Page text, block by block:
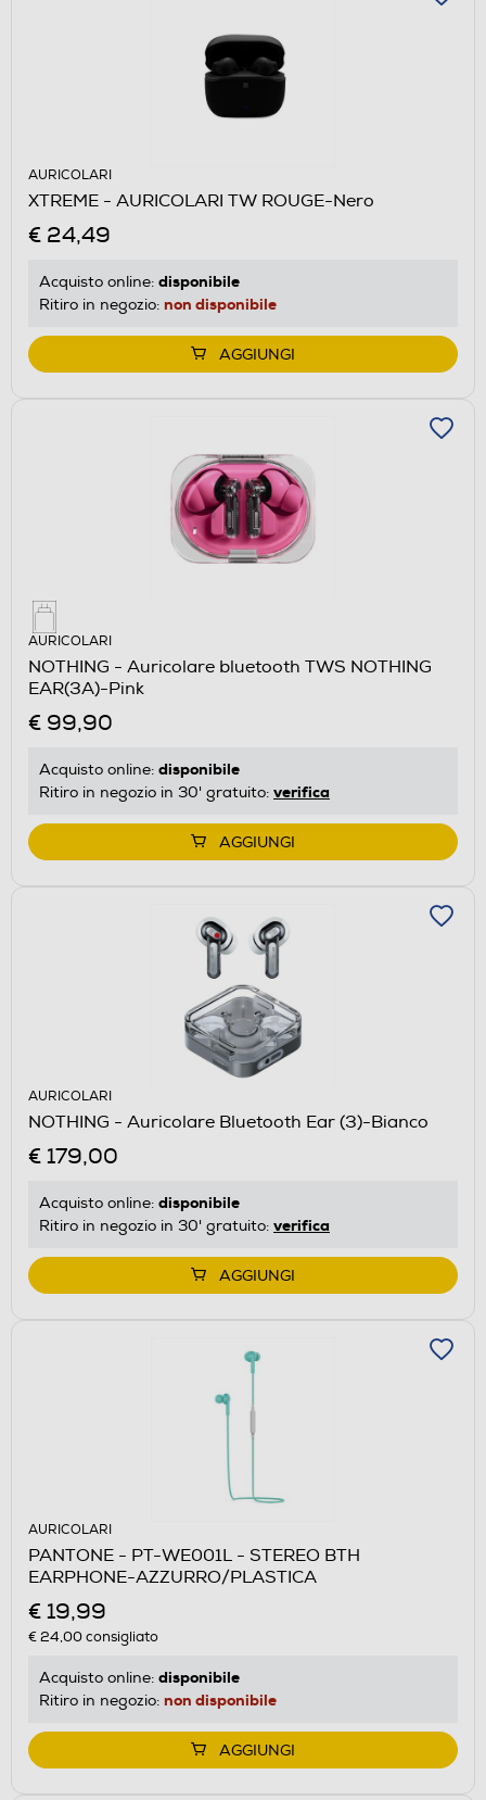
AURICOLARI
XTREME - AURICOLARI TW ROUGE-Nero
€ 24,49
Acquisto online: disponibile
Ritiro in negozio: non disponibile
AGGIUNGI
AURICOLARI
NOTHING - Auricolare bluetooth TWS NOTHING
EAR(3A)-Pink
€ 99,90
Acquisto online: disponibile
Ritiro in negozio in 30' gratuito: verifica
AGGIUNGI
AURICOLARI
NOTHING - Auricolare Bluetooth Ear (3)-Bianco
€ 179,00
Acquisto online: disponibile
Ritiro in negozio in 30' gratuito: verifica
AGGIUNGI
AURICOLARI
PANTONE - PT-WE001L - STEREO BTH
EARPHONE-AZZURRO/PLASTICA
€ 19,99
€ 24,00consigliato
Acquisto online: disponibile
Ritiro in negozio: non disponibile
AGGIUNGI